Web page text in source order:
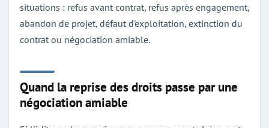
situations : refus avant contrat, refus après engagement,
abandon de projet, défaut d'exploitation, extinction du
contrat ou négociation amiable.
Quand la reprise des droits passe par une
négociation amiable